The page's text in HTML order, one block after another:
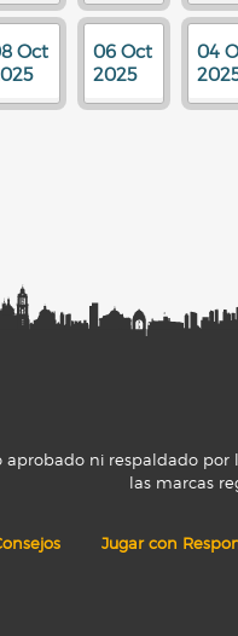
Oct
06 Oct
2025
04
ni respaldado por
las marcas
Jugar con